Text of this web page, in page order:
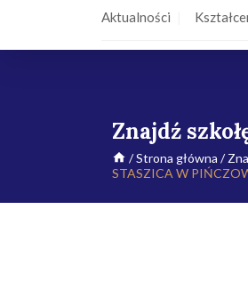
Aktualności
Znajdź
/Strona główna /
STASZICA W